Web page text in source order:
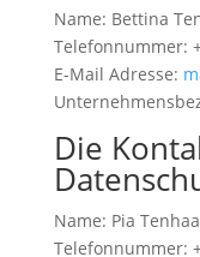
Name: Bettina
Telefonnummer:
E-Mail Adresse:
Die
Name: Pia
Telefonnummer: